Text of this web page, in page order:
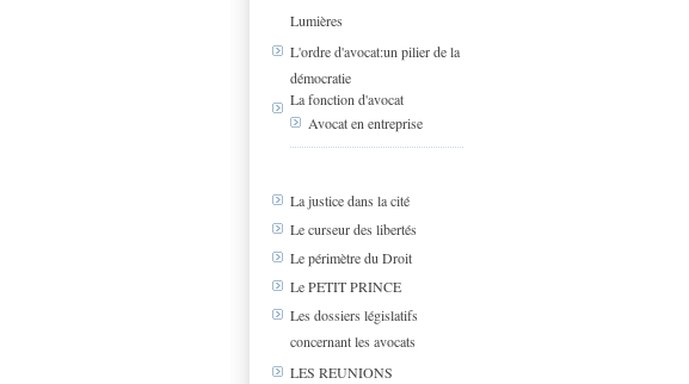
Lumières
L'ordre d'avocat:un pilier de la
démocratie
La fonction d'avocat
Avocat en entreprise
La justice dans la cité
Le curseur des libertés
Le périmètre du Droit
Le PETIT PRINCE
Les dossiers législatifs
concernant les avocats
LES REUNIONS